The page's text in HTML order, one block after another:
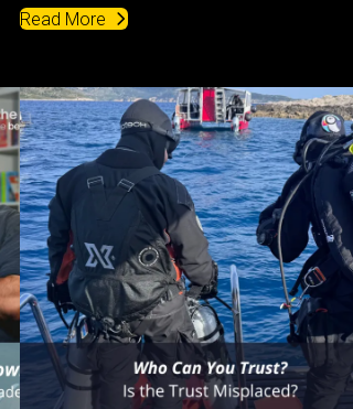
Read More